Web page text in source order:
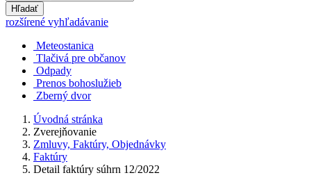
Hľadať
rozšírené vyhľadávanie
Meteostanica
Tlačivá pre občanov
Odpady
Prenos bohoslužieb
Zberný dvor
Úvodná stránka
Zverejňovanie
Zmluvy, Faktúry, Objednávky
Faktúry
Detail faktúry súhrn 12/2022